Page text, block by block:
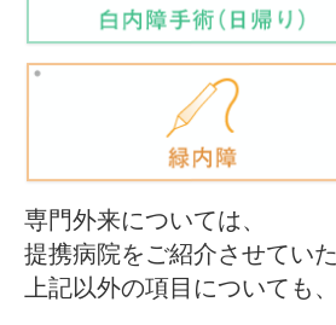
専門外来については、
提携病院をご紹介させてい
上記以外の項目についても